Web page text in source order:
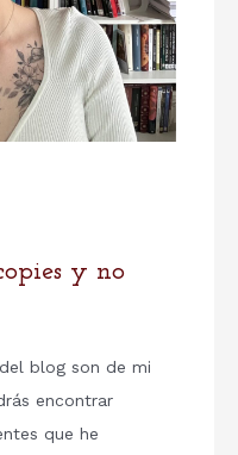
y no
blog son de mi
encontrar
que he